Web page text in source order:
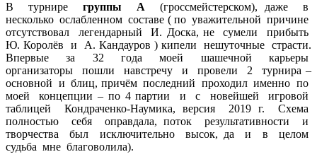
В турнире группы А (гроссмейстерском), даже в
несколько ослабленном составе ( по уважительной причине
отсутствовал легендарный И. Доска, не сумели прибыть
Ю. Королёв и А. Кандауров ) кипели нешуточные страсти.
Впервые за 32 года моей шашечной карьеры
организаторы пошли навстречу и провели 2 турнира –
основной и блиц, причём последний проходил именно по
моей концепции – по 4 партии и с новейшей игровой
таблицей Кондраченко-Наумика, версия 2019 г. Схема
полностью себя оправдала, поток результативности и
творчества был исключительно высок, да и в целом
судьба мне благоволила).